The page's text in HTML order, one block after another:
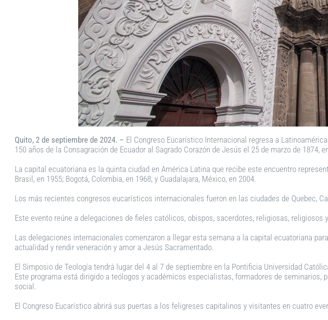
Quito, 2 de septiembre de 2024. – El Congreso Eucarístico Internacional regresa a
150 años de la Consagración de Ecuador al Sagrado Corazón de Jesús el 25 de marzo de
La capital ecuatoriana es la quinta ciudad en América Latina que recibe este encuentro
Brasil, en 1955; Bogotá, Colombia, en 1968; y Guadalajara, México, en 2004.
Los más recientes congresos eucarísticos internacionales fueron en las ciudades de Quebec,
Este evento reúne a delegaciones de fieles católicos, obispos, sacerdotes, religiosas, religiosos
Las delegaciones internacionales comenzaron a llegar esta semana a la capital ecuatoriana
actualidad y rendir veneración y amor a Jesús Sacramentado.
El Simposio de Teología tendrá lugar del 4 al 7 de septiembre en la Pontificia Universidad
Este programa está dirigido a teólogos y académicos especialistas, formadores de
social.
El Congreso Eucarístico abrirá sus puertas a los feligreses capitalinos y visitantes en cuatro